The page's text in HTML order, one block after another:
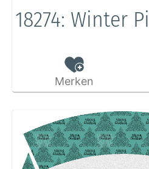
18274: Winter
Merken